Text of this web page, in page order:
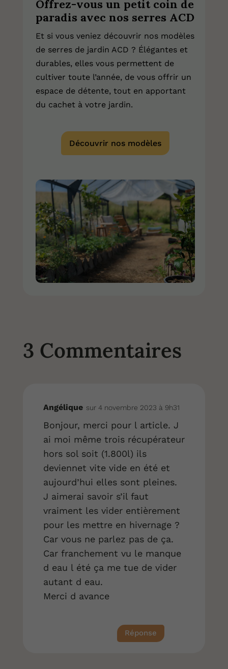
Offrez-vous un petit coin de
paradis avec nos serres ACD
Et si vous veniez découvrir nos modèles
de serres de jardin ACD ? Élégantes et
durables, elles vous permettent de
cultiver toute l’année, de vous offrir un
espace de détente, tout en apportant
du cachet à votre jardin.
Découvrir nos modèles
3 Commentaires
Angélique sur 4 novembre 2023 à 9h31
Bonjour, merci pour l article. J
ai moi même trois récupérateur
hors sol soit (1.800l) ils
deviennet vite vide en été et
aujourd’hui elles sont pleines.
J aimerai savoir s’il faut
vraiment les vider entièrement
pour les mettre en hivernage ?
Car vous ne parlez pas de ça.
Car franchement vu le manque
d eau l été ça me tue de vider
autant d eau.
Merci d avance
Réponse